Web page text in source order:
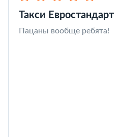
Такси Евростандарт
Пацаны вообще ребята!